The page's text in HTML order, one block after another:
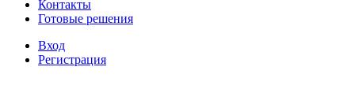
Контакты
Готовые решения
Вход
Регистрация